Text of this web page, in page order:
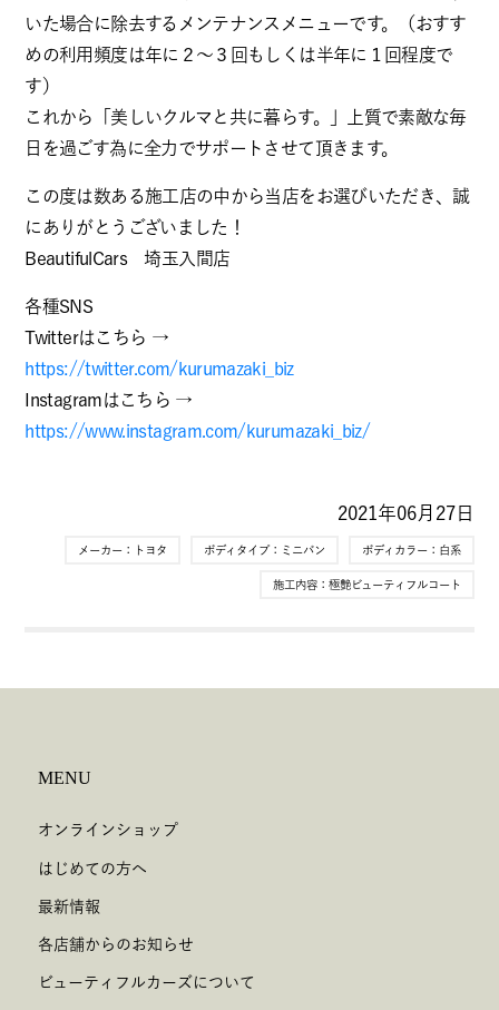
いた場合に除去するメンテナンスメニューです。（おすす
めの利用頻度は年に２～３回もしくは半年に１回程度で
す）
これから「美しいクルマと共に暮らす。」上質で素敵な毎
日を過ごす為に全力でサポートさせて頂きます。
この度は数ある施工店の中から当店をお選びいただき、誠
にありがとうございました！
BeautifulCars 埼玉入間店
各種SNS
Twitterはこちら →
https://twitter.com/kurumazaki_biz
Instagramはこちら →
https://www.instagram.com/kurumazaki_biz/
2021年06月27日
メーカー： トヨタ ボディタイプ： ミニバン ボディカラー： 白系
施工内容： 極艶ビューティフルコート
MENU
オンラインショップ
はじめての方へ
最新情報
各店舗からのお知らせ
ビューティフルカーズについて